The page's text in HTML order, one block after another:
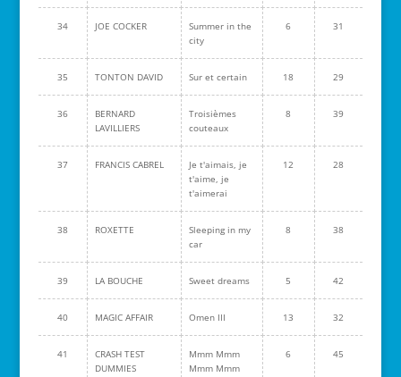
34 JOE COCKER
Summer in the
city
6 31
35 TONTON DAVID Sur et certain 18 29
36
BERNARD
LAVILLIERS
Troisièmes
couteaux
8 39
37 FRANCIS CABREL
Je t'aimais, je
t'aime, je
t'aimerai
12 28
38 ROXETTE
Sleeping in my
car
8 38
39 LA BOUCHE Sweet dreams 5 42
40 MAGIC AFFAIR Omen III 13 32
41
CRASH TEST
DUMMIES
Mmm Mmm
Mmm Mmm
6 45